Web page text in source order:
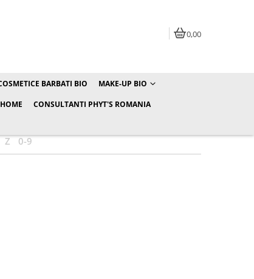
0,00
BARBATI BIO
MAKE-UP BIO
HOME
CONSULTANTI PHYT'S ROMANIA
Z 0-9